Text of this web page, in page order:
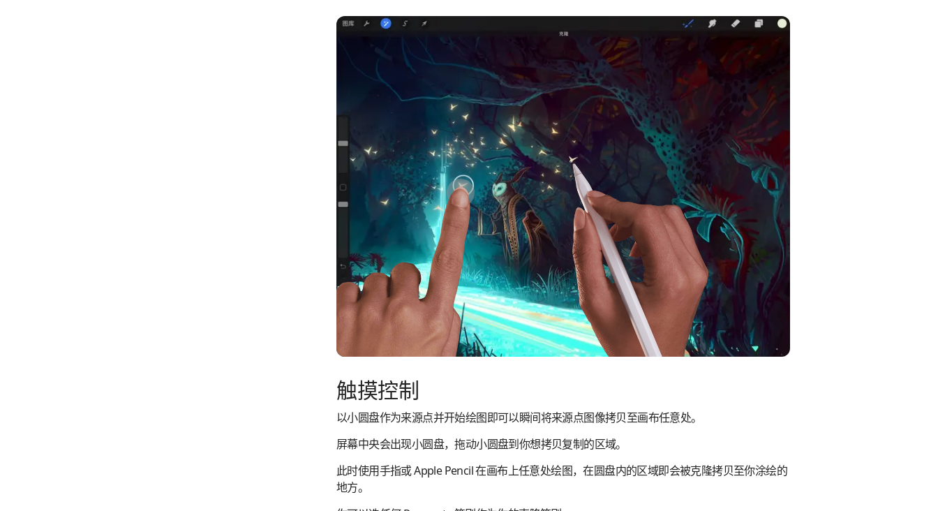
触摸控制
以小圆盘作为来源点并开始绘图即可以瞬间将来源点图像拷贝至画布任意处。
屏幕中央会出现小圆盘，拖动小圆盘到你想拷贝复制的区域。
此时使用手指或 Apple Pencil 在画布上任意处绘图，在圆盘内的区域即会被克隆拷贝至你涂绘的
地方。